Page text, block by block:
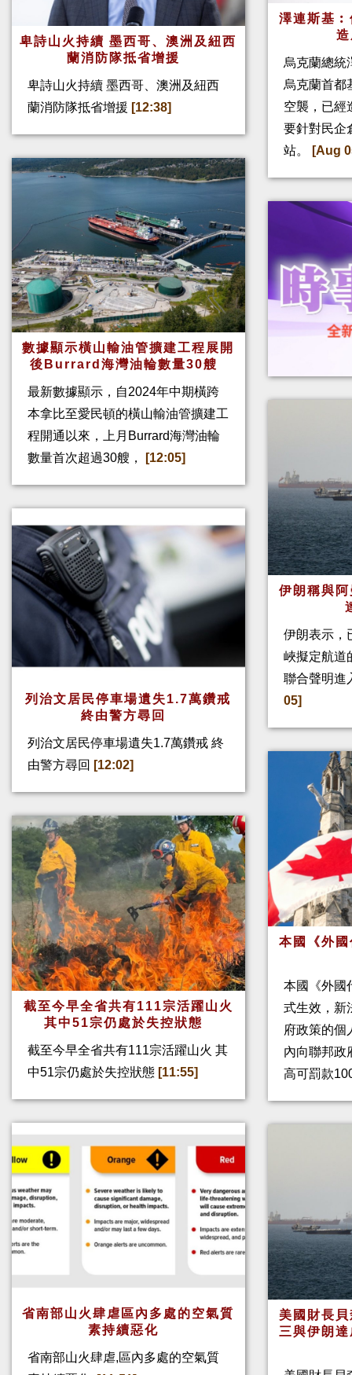
卑詩山火持續 墨西哥、澳洲及紐西
蘭消防隊抵省增援
卑詩山火持續 墨西哥、澳洲及紐西
蘭消防隊抵省增援 [12:38]
數據顯示橫山輸油管擴建工程展開
後Burrard海灣油輪數量30艘
最新數據顯示，自2024年中期橫跨
本拿比至愛民頓的橫山輸油管擴建工
程開通以來，上月Burrard海灣油輪
數量首次超過30艘，
[12:05]
列治文居民停車場遺失1.7萬鑽戒
終由警方尋回
列治文居民停車場遺失1.7萬鑽戒 終
由警方尋回 [12:02]
截至今早全省共有111宗活躍山火
其中51宗仍處於失控狀態
截至今早全省共有111宗活躍山火 其
中51宗仍處於失控狀態 [11:55]
省南部山火肆虐區內多處的空氣質
素持續惡化
省南部山火肆虐,區內多處的空氣質
澤連斯基
烏克蘭總統
烏克蘭首都
空襲，已經
要針對民企
站。
[Aug
伊朗稱與
伊朗表示，
峽擬定航道
聯合聲明進
05]
本國《外
本國《外國
式生效，新
府政策的個
內向聯邦政
高可罰款
美國財長
三與伊朗